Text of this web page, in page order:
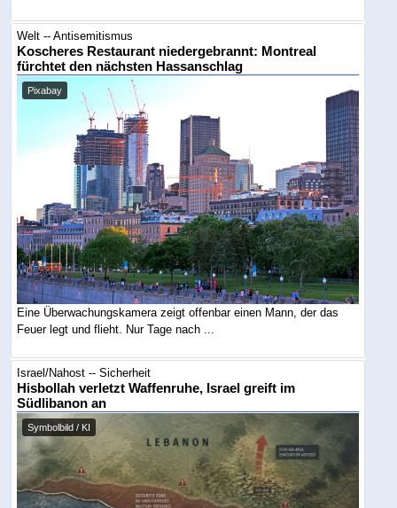
Welt -- Antisemitismus
Koscheres Restaurant niedergebrannt: Montreal
fürchtet den nächsten Hassanschlag
Pixabay
Eine Überwachungskamera zeigt offenbar einen Mann, der das
Feuer legt und flieht. Nur Tage nach ...
Israel/Nahost -- Sicherheit
Hisbollah verletzt Waffenruhe, Israel greift im
Südlibanon an
Symbolbild / KI